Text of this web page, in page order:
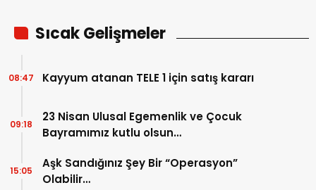
Sıcak Gelişmeler
Kayyum atanan TELE 1 için satış kararı
08:47
23 Nisan Ulusal Egemenlik ve Çocuk
Bayramımız kutlu olsun…
09:18
Aşk Sandığınız Şey Bir “Operasyon”
Olabilir…
15:05